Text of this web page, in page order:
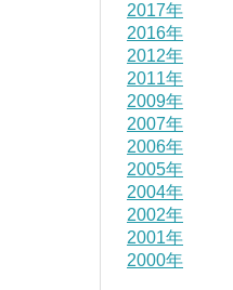
2017年
2016年
2012年
2011年
2009年
2007年
2006年
2005年
2004年
2002年
2001年
2000年